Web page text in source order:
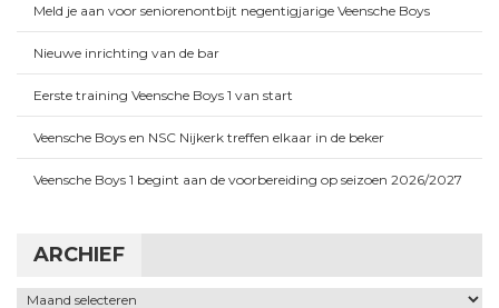
Meld je aan voor seniorenontbijt negentigjarige Veensche Boys
Nieuwe inrichting van de bar
Eerste training Veensche Boys 1 van start
Veensche Boys en NSC Nijkerk treffen elkaar in de beker
Veensche Boys 1 begint aan de voorbereiding op seizoen 2026/2027
ARCHIEF
Archief